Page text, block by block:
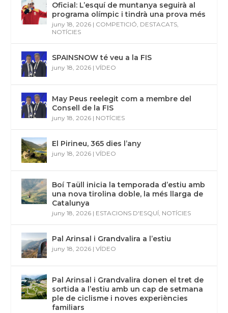
Oficial: L’esquí de muntanya seguirà al
programa olímpic i tindrà una prova més
juny 18, 2026 | COMPETICIÓ, DESTACATS,
NOTÍCIES
SPAINSNOW té veu a la FIS
juny 18, 2026 |VÍDEO
May Peus reelegit com a membre del
Consell de la FIS
juny 18, 2026 | NOTÍCIES
El Pirineu, 365 dies l’any
juny 18, 2026 |VÍDEO
Boí Taüll inicia la temporada d’estiu amb
una nova tirolina doble, la més llarga de
Catalunya
juny 18, 2026 | ESTACIONS D'ESQUÍ, NOTÍCIES
Pal Arinsal i Grandvalira a l’estiu
juny 18, 2026 |VÍDEO
Pal Arinsal i Grandvalira donen el tret de
sortida a l’estiu amb un cap de setmana
ple de ciclisme i noves experiències
familiars